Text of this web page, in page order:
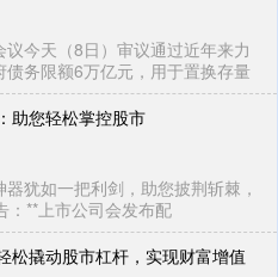
今天（8日）审议通过近年来力
务限额6万亿元，用于置换存量
助您轻松掌控股市
犹如一把利剑，助您披荆斩棘，
：**上市公司会发布配
松撬动股市杠杆，实现财富增值